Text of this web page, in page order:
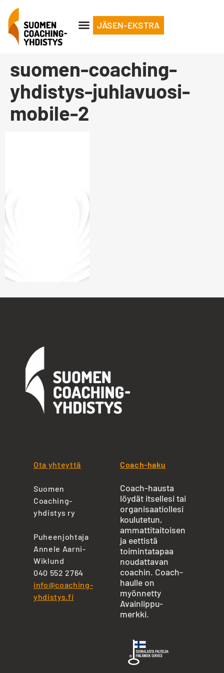
JÄSEN-EKSTRA
suomen-coaching-
yhdistys-juhlavuosi-
mobile-2
Ota yhteyttä
Suomen
Coaching-
yhdistys ry
Puheenjohtaja
Annele Aarni-
Wiklund
040 552 2764
info@coaching-
yhdistys.fi
Coach-haku
Coach-hausta
löydät itsellesi tai
organisaatiollesi
koulutetun,
ammattitaitoisen
ja eettistä
toimintatapaa
noudattavan
coachin. Coach-
haulle on
myönnetty
Avainlippu-
merkki.